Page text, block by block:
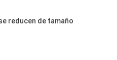
reducen de tamaño